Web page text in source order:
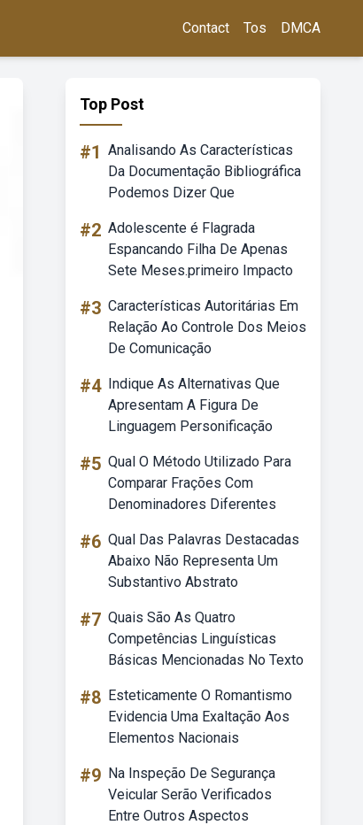
Contact Tos DMCA
Top Post
#1 Analisando As Características
Da Documentação Bibliográfica
Podemos Dizer Que
#2 Adolescente é Flagrada
Espancando Filha De Apenas
Sete Meses.primeiro Impacto
#3 Características Autoritárias Em
Relação Ao Controle Dos Meios
De Comunicação
#4 Indique As Alternativas Que
Apresentam A Figura De
Linguagem Personificação
#5 Qual O Método Utilizado Para
Comparar Frações Com
Denominadores Diferentes
#6 Qual Das Palavras Destacadas
Abaixo Não Representa Um
Substantivo Abstrato
#7 Quais São As Quatro
Competências Linguísticas
Básicas Mencionadas No Texto
#8 Esteticamente O Romantismo
Evidencia Uma Exaltação Aos
Elementos Nacionais
#9 Na Inspeção De Segurança
Veicular Serão Verificados
Entre Outros Aspectos